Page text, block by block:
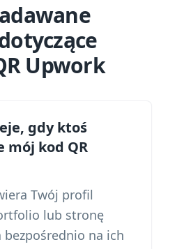
Upwork
gdy ktoś
mój kod QR
Twój profil
lub stronę
bezpośrednio na ich